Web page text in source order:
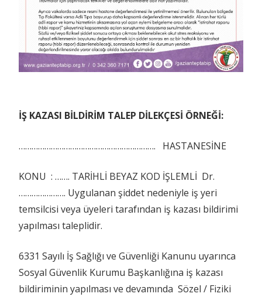
İŞ KAZASI BİLDİRİM TALEP DİLEKÇESİ ÖRNEĞİ:
………………………………………………………. HASTANESİNE
KONU : ……. TARİHLİ BEYAZ KOD İŞLEMLİ Dr.
…………………. Uygulanan şiddet nedeniyle iş yeri
temsilcisi veya üyeleri tarafından iş kazası bildirimi
yapılması taleplidir.
6331 Sayılı İş Sağlığı ve Güvenliği Kanunu uyarınca
Sosyal Güvenlik Kurumu Başkanlığına iş kazası
bildiriminin yapılması ve devamında Sözel / Fiziki